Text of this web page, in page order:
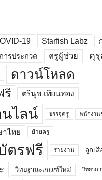
19 Starfish Labz
การประกวด ครูผู้ช่วย คุรุ
ดาวน์โหลด
รี ตรีนุช เทียนทอง
ไลน์ บรรจุครู พนักงาน
าไทย ย้ายครู
ตรฟรี รายงาน ลูกเสื
วิทยฐานะเกณฑ์ใหม่ วิทยาก